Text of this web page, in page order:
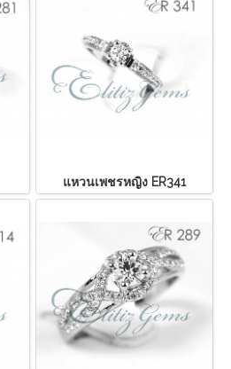
แหวนเพชรหญิง ER341